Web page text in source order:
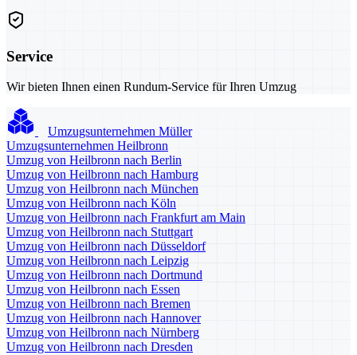
Service
Wir bieten Ihnen einen Rundum-Service für Ihren Umzug
Umzugsunternehmen Müller
Umzugsunternehmen Heilbronn
Umzug von Heilbronn nach Berlin
Umzug von Heilbronn nach Hamburg
Umzug von Heilbronn nach München
Umzug von Heilbronn nach Köln
Umzug von Heilbronn nach Frankfurt am Main
Umzug von Heilbronn nach Stuttgart
Umzug von Heilbronn nach Düsseldorf
Umzug von Heilbronn nach Leipzig
Umzug von Heilbronn nach Dortmund
Umzug von Heilbronn nach Essen
Umzug von Heilbronn nach Bremen
Umzug von Heilbronn nach Hannover
Umzug von Heilbronn nach Nürnberg
Umzug von Heilbronn nach Dresden